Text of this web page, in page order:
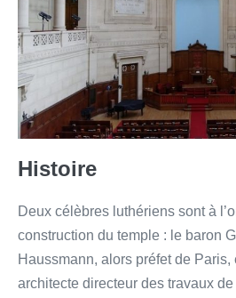
Histoire
Deux célèbres luthériens sont à
construction du temple : le baron
Haussmann, alors préfet de Paris,
architecte directeur des travaux